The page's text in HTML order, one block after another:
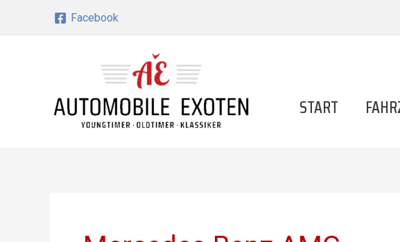
Facebook
START